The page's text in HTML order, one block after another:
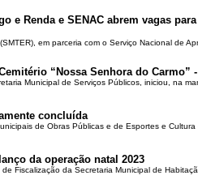
e Renda e SENAC abrem vagas
em parceria com o Serviço Nacional de
“Nossa Senhora do Carmo”
Municipal de Serviços Públicos, iniciou, na
concluída
de Obras Públicas e de Esportes e
da operação natal 2023
Fiscalização da Secretaria Municipal de